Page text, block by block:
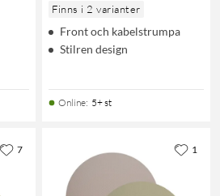
Finns i 2 varianter
Front och kabelstrumpa
Stilren design
Online: 5+ st
7 1